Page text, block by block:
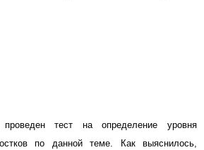
тест на определение уровня
по данной теме. Как выяснилось,